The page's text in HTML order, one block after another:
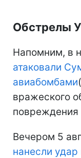
Обстрелы
Напомним, в
атаковали
авиабомбами
вражеского
повреждения
Вечером 5
нанесли